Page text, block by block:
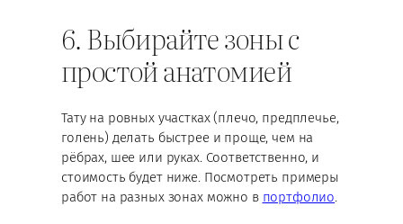
6. Выбирайте зоны с
простой анатомией
Тату на ровных участках (плечо, предплечье,
голень) делать быстрее и проще, чем на
рёбрах, шее или руках. Соответственно, и
стоимость будет ниже. Посмотреть примеры
работ на разных зонах можно в портфолио.